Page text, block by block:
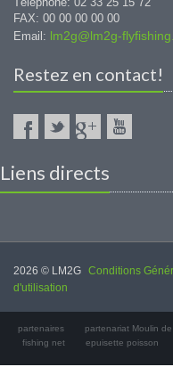
FAX: 00 00 00 00 00
Email: lm2g@lm2g-
Restez en contact!
Liens directs
2026 © LM2G Conditions
d'utilisation
partenaires partenariat Moulin
fishing net
epuisette poisson